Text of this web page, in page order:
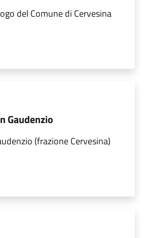
del Comune di Cervesina
Gaudenzio
(frazione Cervesina)